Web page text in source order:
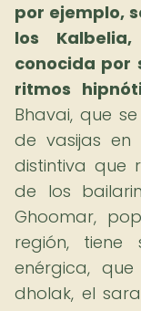
por ejemplo,
los
conocida por
ritmos
Bhavai, que
de vasijas en
distintiva que
de los
Ghoomar,
región,
enérgica,
dholak, el